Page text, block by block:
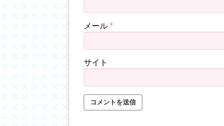
メール *
サイト